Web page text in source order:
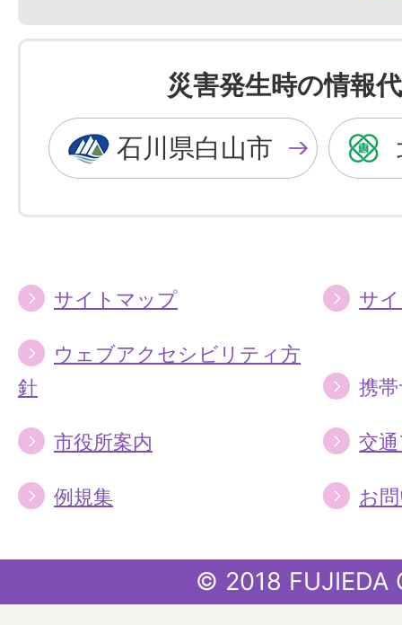
色
を
黒
色
に
色
を
青
色
に
災害発生時の情報
石川県白山市
サイトマップ サ
ウェブアクセシビリティ方
針
携
市役所案内 交
例規集 お
© 2018 FUJIEDA